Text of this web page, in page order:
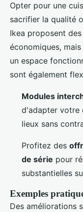
Opter pour une
sacrifier la qualité
Ikea proposent des
économiques,
un espace
sont également
Modules
d'adapter votre
lieux sans
Profitez des
de série pour
substantielles
Exemples
Des améliorations